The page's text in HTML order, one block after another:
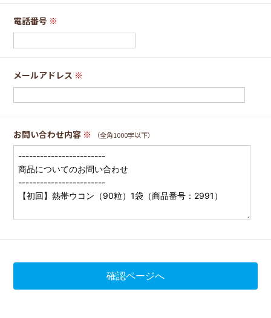
電話番号 ※
メールアドレス ※
お問い合わせ内容 ※ （全角1000字以下）